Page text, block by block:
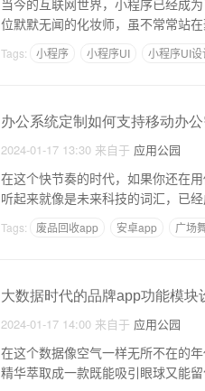
当今的互联网世界，小程序已经成
位默默无闻的化妆师，虽不常常站
Tags: 小程序 小程序UI 小程序UI设
办公系统定制如何支持移动办公
2024-01-17 13:30 来自于 应用公园
在这个快节奏的时代，如果你还在
听起来就像是未来科技的词汇，已
Tags: 废品回收app 安卓app 广场
大数据时代的品牌app功能模块
2024-01-17 14:00 来自于 应用公园
在这个数据像空气一样无所不在的
精华萃取成一款既能吸引眼球又能